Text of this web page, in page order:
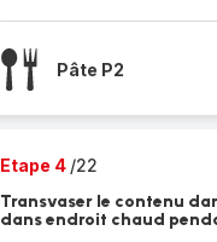
Pâte P2
Etape 4 /22
Transvaser le contenu
dans endroit chaud